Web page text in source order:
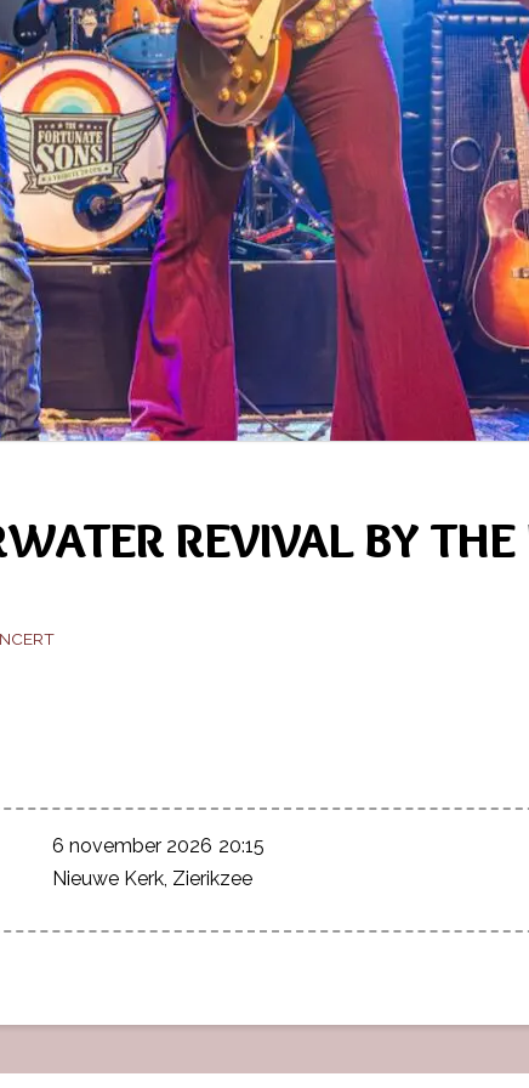
REVIVAL BY
6 november 2026 20:15
Nieuwe Kerk, Zierikzee